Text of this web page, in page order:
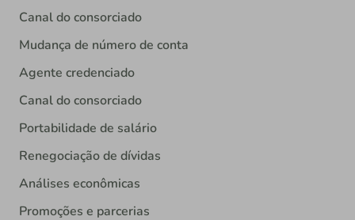
Canal do consorciado
Mudança de número de conta
Agente credenciado
Canal do consorciado
Portabilidade de salário
Renegociação de dívidas
Análises econômicas
Promoções e parcerias